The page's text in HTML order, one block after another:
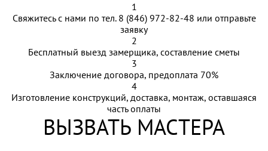
1
Свяжитесь с нами по тел. 8 (846) 972-82-48 или отправьте
заявку
2
Бесплатный выезд замерщика, составление сметы
3
Заключение договора, предоплата 70%
4
Изготовление конструкций, доставка, монтаж, оставшаяся
часть оплаты
ВЫЗВАТЬ МАСТЕРА